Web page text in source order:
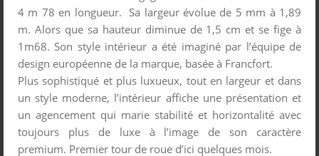
4 m 78 en longueur. Sa largeur évolue de 5 mm à 1,89
m. Alors que sa hauteur diminue de 1,5 cm et se fige à
1m68. Son style intérieur a été imaginé par l’équipe de
design européenne de la marque, basée à Francfort.
Plus sophistiqué et plus luxueux, tout en largeur et dans
un style moderne, l’intérieur affiche une présentation et
un agencement qui marie stabilité et horizontalité avec
toujours plus de luxe à l’image de son caractère
premium. Premier tour de roue d’ici quelques mois.